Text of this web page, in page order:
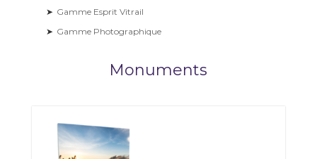
➤ Gamme Esprit Vitrail
➤ Gamme Photographique
Monuments